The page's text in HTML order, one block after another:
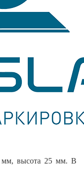
мм, высота 25 мм. В